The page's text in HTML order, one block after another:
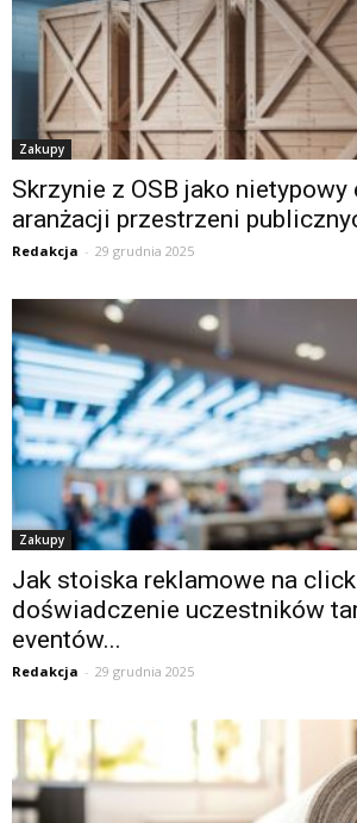
Zakupy
Skrzynie z OSB jako nietypowy
aranżacji przestrzeni
Redakcja - 29 grudnia 2025
Zakupy
Jak stoiska reklamowe na
doświadczenie uczestników
eventów...
Redakcja - 29 grudnia 2025